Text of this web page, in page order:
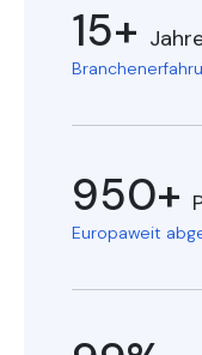
15+
950+
Europaweit